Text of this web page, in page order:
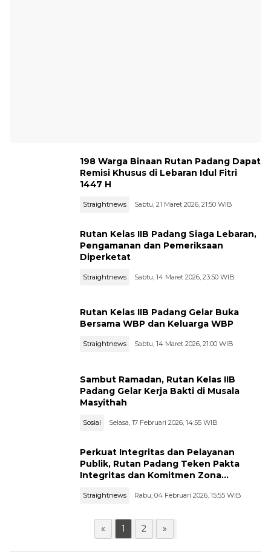
198 Warga Binaan Rutan Padang Dapat
Remisi Khusus di Lebaran Idul Fitri
1447 H
Straightnews Sabtu, 21 Maret 2026, 21:50 WIB
Rutan Kelas IIB Padang Siaga Lebaran,
Pengamanan dan Pemeriksaan
Diperketat
Straightnews Sabtu, 14 Maret 2026, 23:50 WIB
Rutan Kelas IIB Padang Gelar Buka
Bersama WBP dan Keluarga WBP
Straightnews Sabtu, 14 Maret 2026, 21:00 WIB
Sambut Ramadan, Rutan Kelas IIB
Padang Gelar Kerja Bakti di Musala
Masyithah
Sosial Selasa, 17 Februari 2026, 14:55 WIB
Perkuat Integritas dan Pelayanan
Publik, Rutan Padang Teken Pakta
Integritas dan Komitmen Zona
Straightnews Rabu, 04 Februari 2026, 15:55 WIB
« 1 2 »